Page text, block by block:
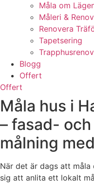
Måla om
Måleri &
Renovera
Tapetsering
Blogg
Offert
Offert
Måla hus i
– fasad-
målning
När det är dags att
sig att anlita ett lokalt